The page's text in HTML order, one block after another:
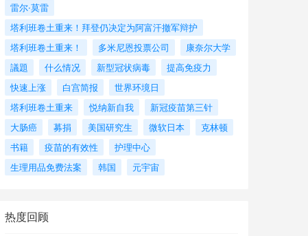
雷尔·莫雷
塔利班卷土重来！拜登仍决定为阿富汗撤军辩护
塔利班卷土重来！
多米尼恩投票公司
康奈尔大学
議題
什么情况 新型冠状病毒
提高免疫力
快速上涨
白宫简报
世界环境日
塔利班卷土重来
悦纳新自我
新冠疫苗第三针
大肠癌
募捐 美国研究生 微软日本
克林顿
书籍
疫苗的有效性
护理中心
生理用品免费法案
韩国 元宇宙
热度回顾